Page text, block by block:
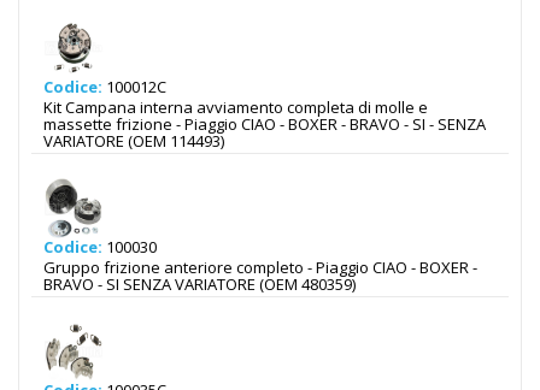
Codice: 100012C
Kit Campana interna avviamento completa di molle e
massette frizione - Piaggio CIAO - BOXER - BRAVO - SI - SENZA
VARIATORE (OEM 114493)
Codice: 100030
Gruppo frizione anteriore completo - Piaggio CIAO - BOXER -
BRAVO - SI SENZA VARIATORE (OEM 480359)